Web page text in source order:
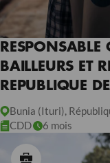
RESPONSABLE
BAILLEURS ET
REPUBLIQUE
CONGO
Bunia (Ituri),
CDD
6 mois